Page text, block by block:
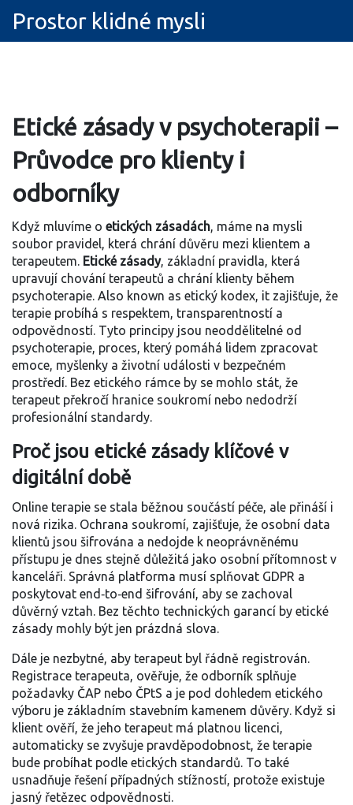
Prostor klidné mysli
Etické zásady v psychoterapii –
Průvodce pro klienty i
odborníky
Když mluvíme o etických zásadách, máme na mysli
soubor pravidel, která chrání důvěru mezi klientem a
terapeutem. Etické zásady, základní pravidla, která
upravují chování terapeutů a chrání klienty během
psychoterapie. Also known as etický kodex, it zajišťuje, že
terapie probíhá s respektem, transparentností a
odpovědností. Tyto principy jsou neoddělitelné od
psychoterapie, proces, který pomáhá lidem zpracovat
emoce, myšlenky a životní události v bezpečném
prostředí. Bez etického rámce by se mohlo stát, že
terapeut překročí hranice soukromí nebo nedodrží
profesionální standardy.
Proč jsou etické zásady klíčové v
digitální době
Online terapie se stala běžnou součástí péče, ale přináší i
nová rizika. Ochrana soukromí, zajišťuje, že osobní data
klientů jsou šifrována a nedojde k neoprávněnému
přístupu je dnes stejně důležitá jako osobní přítomnost v
kanceláři. Správná platforma musí splňovat GDPR a
poskytovat end‑to‑end šifrování, aby se zachoval
důvěrný vztah. Bez těchto technických garancí by etické
zásady mohly být jen prázdná slova.
Dále je nezbytné, aby terapeut byl řádně registrován.
Registrace terapeuta, ověřuje, že odborník splňuje
požadavky ČAP nebo ČPtS a je pod dohledem etického
výboru je základním stavebním kamenem důvěry. Když si
klient ověří, že jeho terapeut má platnou licenci,
automaticky se zvyšuje pravděpodobnost, že terapie
bude probíhat podle etických standardů. To také
usnadňuje řešení případných stížností, protože existuje
jasný řetězec odpovědnosti.